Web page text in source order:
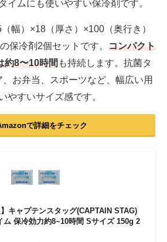
イムにも使いやすい保冷剤です。
幅）×18（厚さ）×100（奥行き）
保冷剤2個セットです。 コンパクト
約8〜10時間 も持続します。抗菌タ
お弁当、スポーツなど、幅広い用
やすいサイズ感です。
で詳細をチェック
キャプテンスタッグ(CAPTAIN STAG)
ム 保冷効力約8~10時間 Sサイズ 150g 2